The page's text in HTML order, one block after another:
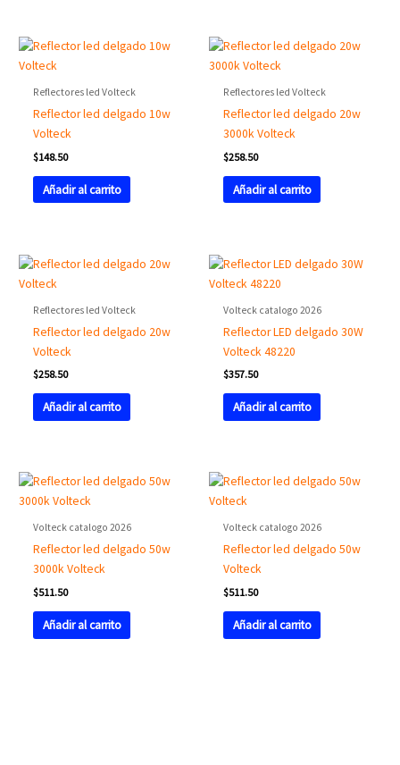
Reflectores led Volteck
Reflector led delgado 10w
Volteck
$148.50
Añadir al carrito
Reflectores led Volteck
Reflector led delgado 20w
3000k Volteck
$258.50
Añadir al carrito
Reflectores led Volteck
Reflector led delgado 20w
Volteck
$258.50
Añadir al carrito
Volteck catalogo 2026
Reflector LED delgado 30W
Volteck 48220
$357.50
Añadir al carrito
Volteck catalogo 2026
Reflector led delgado 50w
3000k Volteck
$511.50
Añadir al carrito
Volteck catalogo 2026
Reflector led delgado 50w
Volteck
$511.50
Añadir al carrito